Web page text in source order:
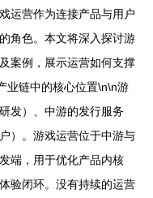
运营作为连接产品与用户
角色。本文将深入探讨游
案例，展示运营如何支撑
业链中的核心位置\n\n游
发）、中游的发行服务
）。游戏运营位于中游与
端，用于优化产品内核
验闭环。没有持续的运营